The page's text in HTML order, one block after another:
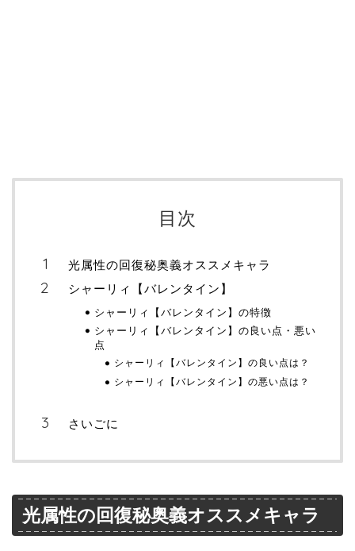
目次
光属性の回復秘奥義オススメキャラ
シャーリィ【バレンタイン】
シャーリィ【バレンタイン】の特徴
シャーリィ【バレンタイン】の良い点・悪い
点
シャーリィ【バレンタイン】の良い点は？
シャーリィ【バレンタイン】の悪い点は？
さいごに
光属性の回復秘奥義オススメキャラ